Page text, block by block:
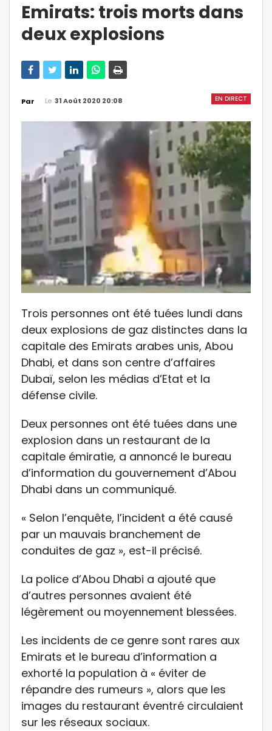
Emirats: trois morts dans
deux explosions
EN DIRECT
Par Le 31 Août 2020 20:08
Trois personnes ont été tuées lundi dans
deux explosions de gaz distinctes dans la
capitale des Emirats arabes unis, Abou
Dhabi, et dans son centre d’affaires
Dubaï, selon les médias d’Etat et la
défense civile.
Deux personnes ont été tuées dans une
explosion dans un restaurant de la
capitale émiratie, a annoncé le bureau
d’information du gouvernement d’Abou
Dhabi dans un communiqué.
« Selon l’enquête, l’incident a été causé
par un mauvais branchement de
conduites de gaz », est-il précisé.
La police d’Abou Dhabi a ajouté que
d’autres personnes avaient été
légèrement ou moyennement blessées.
Les incidents de ce genre sont rares aux
Emirats et le bureau d’information a
exhorté la population à « éviter de
répandre des rumeurs », alors que les
images du restaurant éventré circulaient
sur les réseaux sociaux.